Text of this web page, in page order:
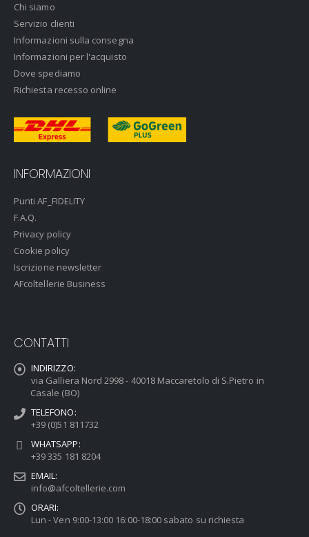
Chi siamo
Servizio clienti
Informazioni sulla consegna
Informazioni per l'acquisto
Dove spediamo
Richiesta recesso online
INFORMAZIONI
Punti AF_FIDELITY
F.A.Q.
Privacy policy
Cookie policy
Iscrizione newsletter
AFcoltellerie Business
CONTATTI
INDIRIZZO:
via Galliera Nord 2998 - 40018 Maccaretolo di S.Pietro in
Casale (BO)
TELEFONO:
+39 (0)51 811732
WHATSAPP:
+39 335 181 8204
EMAIL:
info@afcoltellerie.com
ORARI:
Lun - Ven 9:00-13:00 16:00-18:00 sabato su richiesta